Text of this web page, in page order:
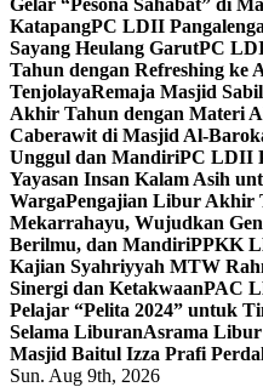
Gelar “Pesona Sahabat” di
KatapangPC LDII
Sayang Heulang GarutPC
Tahun dengan Refreshing ke
TenjolayaRemaja Masjid
Akhir Tahun dengan Materi
Caberawit di Masjid Al-
Unggul dan MandiriPC LDII
Yayasan Insan Kalam Asih
WargaPengajian Libur Akhir
Mekarrahayu, Wujudkan
Berilmu, dan MandiriPPKK
Kajian Syahriyyah MTW
Sinergi dan KetakwaanPAC
Pelajar “Pelita 2024” untuk
Selama LiburanAsrama
Masjid Baitul Izza Prafi
Sun. Aug 9th, 2026